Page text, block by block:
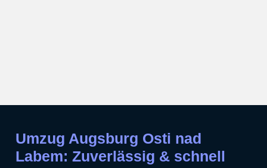
Umzug Augsburg Osti nad
Labem: Zuverlässig & schnell